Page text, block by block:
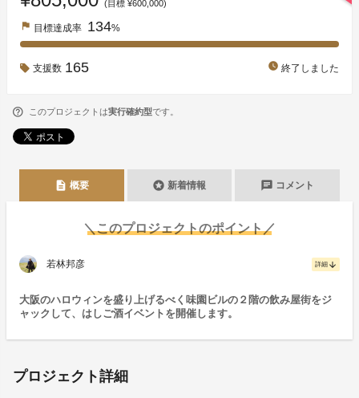
(目標 ¥600,000)
flag 目標達成率 134%
支援数 165 watch_later 終了しました
このプロジェクトは実行確約型です。
description 概要 stars 新着情報 chat コメント
＼このプロジェクトのポイント／
若林邦彦 詳細 arrow_downward
大阪のハロウィンを盛り上げるべく味園ビルの２階の飲み屋街をジ
ャックして、はしご酒イベントを開催します。
プロジェクト詳細